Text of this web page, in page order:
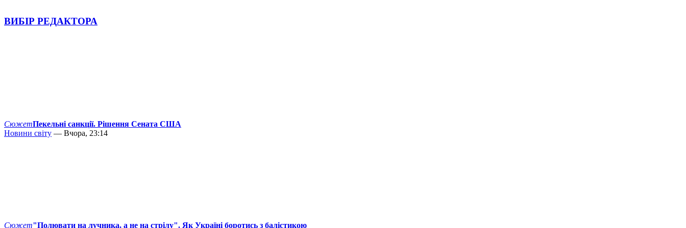
ВИБІР РЕДАКТОРА
СюжетПекельні санкції. Рішення Сената США
Новини світу — Вчора, 23:14
Сюжет"Полювати на лучника, а не на стрілу". Як Україні боротись з балістикою